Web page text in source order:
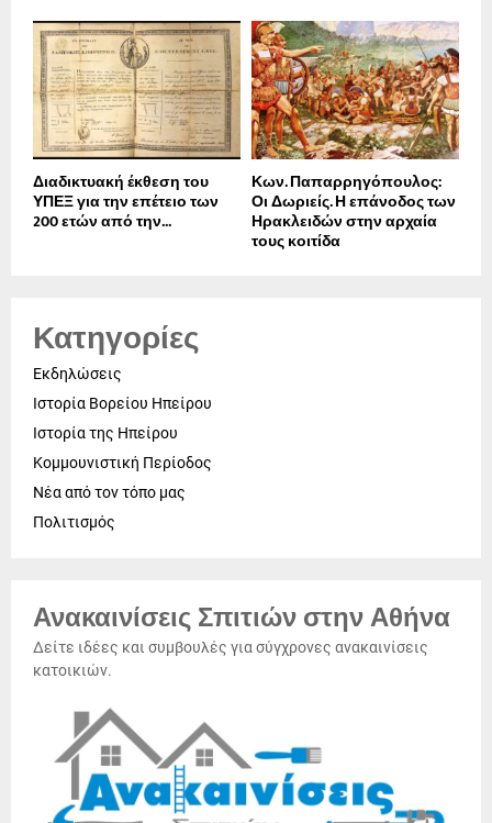
Διαδικτυακή έκθεση του
ΥΠΕΞ για την επέτειο των
200 ετών από την...
Κων. Παπαρρηγόπουλος:
Οι Δωριείς. Η επάνοδος των
Ηρακλειδών στην αρχαία
τους κοιτίδα
Κατηγορίες
Εκδηλώσεις
Ιστορία Βορείου Ηπείρου
Ιστορία της Ηπείρου
Κομμουνιστική Περίοδος
Νέα από τον τόπο μας
Πολιτισμός
Ανακαινίσεις Σπιτιών στην Αθήνα
Δείτε ιδέες και συμβουλές για σύγχρονες ανακαινίσεις
κατοικιών.